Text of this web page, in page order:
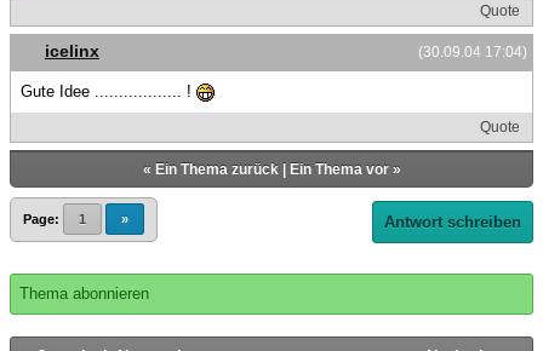
Quote
(30.09.04 17:04)
icelinx
Gute Idee .................. !
Quote
« Ein Thema zurück| Ein Thema vor»
Page: 1 » Antwort schreiben
Thema abonnieren